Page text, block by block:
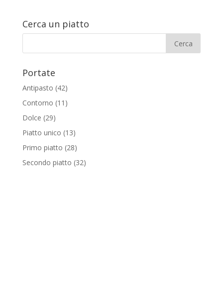
Cerca un piatto
Portate
Antipasto (42)
Contorno (11)
Dolce (29)
Piatto unico (13)
Primo piatto (28)
Secondo piatto (32)